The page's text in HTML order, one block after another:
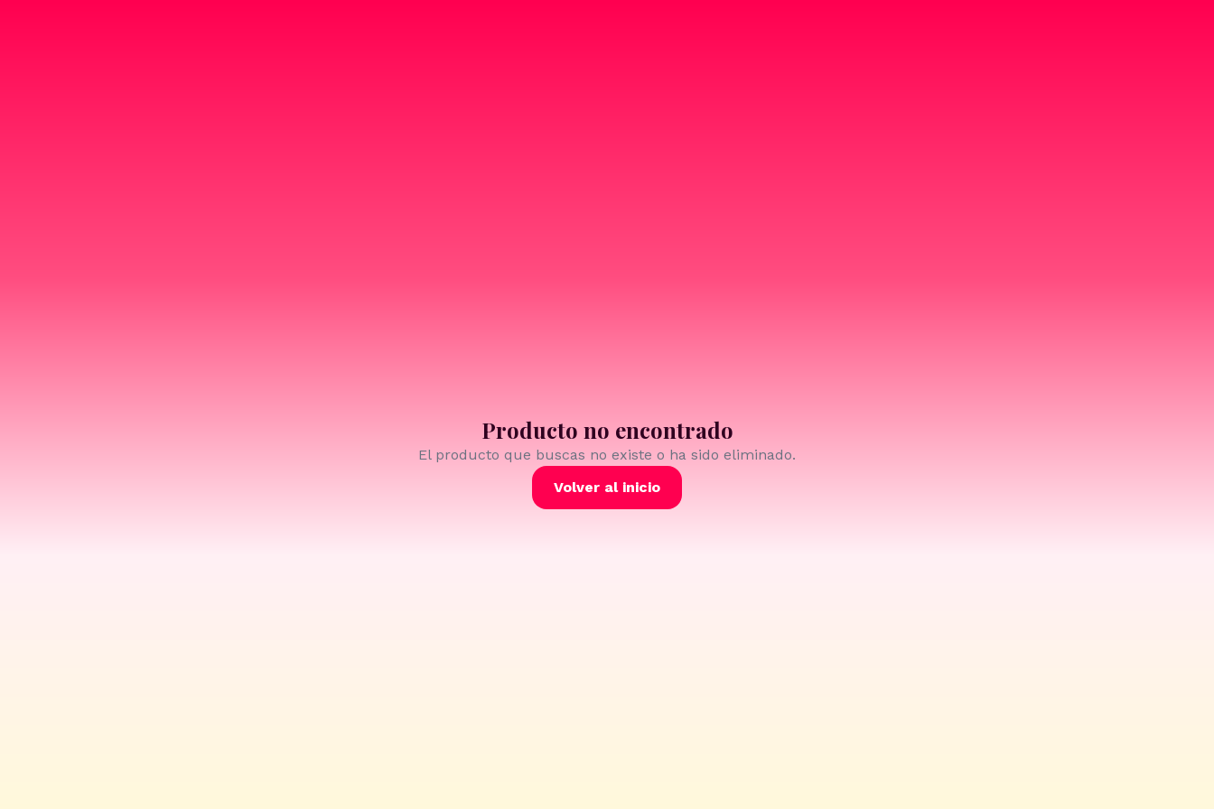
Producto no encontrado
El producto que buscas no existe o ha sido eliminado.
Volver al inicio